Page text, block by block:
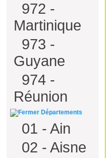
972 -
Martinique
973 -
Guyane
974 -
Réunion
Départements
01 - Ain
02 - Aisne